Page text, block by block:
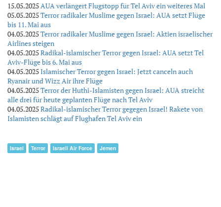
15.05.2025AUA verlängert Flugstopp für Tel Aviv ein weiteres Mal
05.05.2025Terror radikaler Muslime gegen Israel: AUA setzt Flüge
bis 11. Mai aus
04.05.2025Terror radikaler Muslime gegen Israel: Aktien israelischer
Airlines steigen
04.05.2025Radikal-islamischer Terror gegen Israel: AUA setzt Tel
Aviv-Flüge bis 6. Mai aus
04.05.2025Islamischer Terror gegen Israel: Jetzt canceln auch
Ryanair und Wizz Air ihre Flüge
04.05.2025Terror der Huthi-Islamisten gegen Israel: AUA streicht
alle drei für heute geplanten Flüge nach Tel Aviv
04.05.2025Radikal-islamischer Terror gegegen Israel! Rakete von
Islamisten schlägt auf Flughafen Tel Aviv ein
Israel Terror Israeli Air Force Jemen